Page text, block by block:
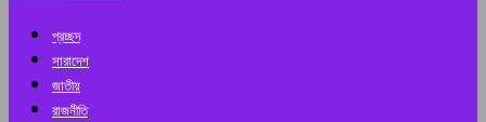
প্রচ্ছদ
সারাদেশ
জাতীয়
রাজনীতি